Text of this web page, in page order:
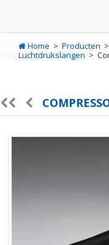
Home Producten
Luchtdrukslangen